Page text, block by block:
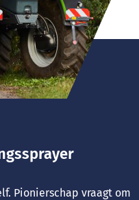
Pionierschap vraagt om